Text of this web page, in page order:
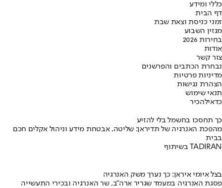
כללי ומידע
דף הבית
זמני כניסת וצאת שבת
מגזין השבוע
בחירות 2026
אודות
צור קשר
נבחרת הכתבים והפרשנים
מדיניות פרטיות
הצהרת נגישות
תנאי שימוש
כדאילהכיר
כך תחסכו בחשמל בלי להזיע
מהפכת האנרגיה של תדיראן: שליטה, אבטחת מידע וניהול אקלים חכם
בבית
בשיתוף TADIRAN
בצל איומי איראן: כך נערך משק האנרגיה
פסגת האנרגיה במעמד שגריר ארה"ב, שר האנרגיה ובכירי התעשייה